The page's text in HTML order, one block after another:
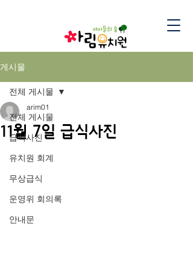
게시물
전체 게시물
급식사진
유치원 회계
무상급식
운영위 회의록
안내문
전체 게시물
11월 7일 급식사진
arim01